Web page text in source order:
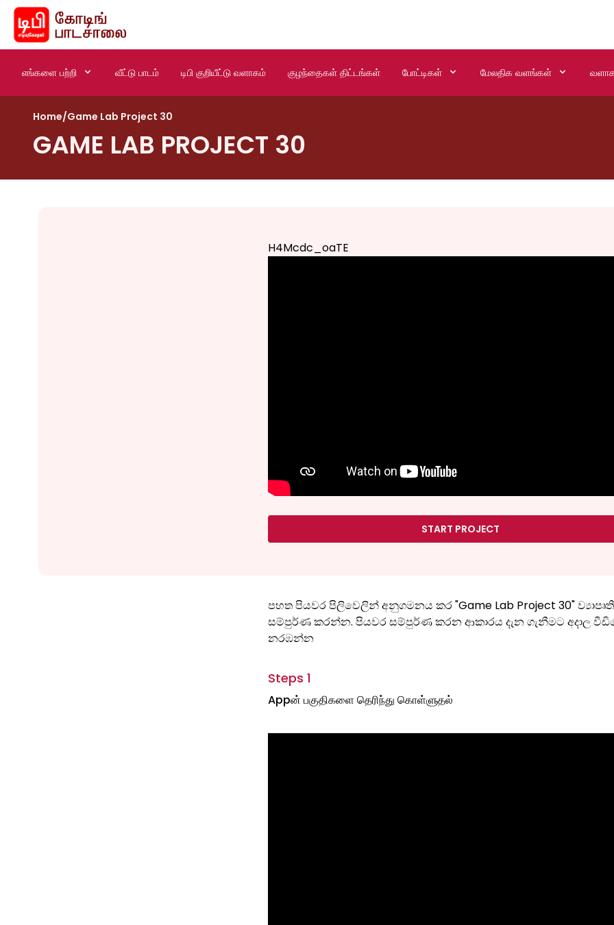
எங்களை பற்றி வீட்டு பாடம் டிபி குறியீட்டு வளாகம் குழந்தைகள் திட்டங்கள் போட்டிகள் மேலதிக வளங்கள்
Home/Game Lab Project 30
GAME LAB PROJECT 30
H4Mcdc_oaTE
START PROJECT
පහත පියවර පිලිවෙලින් අනුගමනය කර "Game Lab Project 30"
සම්පුර්ණ කරන්න. පියවර සම්පුර්ණ කරන ආකාරය දැන ගැනීමට අදාල
නරඹන්න
Steps 1
Appன் பகுதிகளை தெரிந்து கொள்ளுதல்